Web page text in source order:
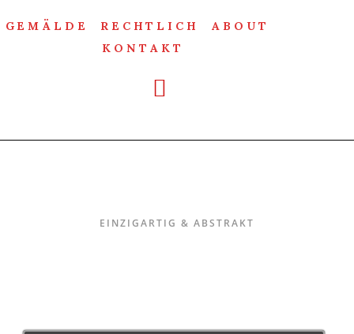
GEMÄLDE RECHTLICH ABOUT
KONTAKT
EINZIGARTIG & ABSTRAKT